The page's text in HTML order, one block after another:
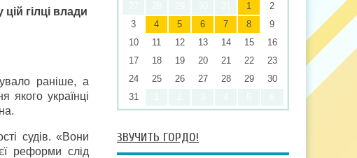
гілці влади
раніше, а
якого українці
судів. «Вони
реформи слід
1
2
3
4 5 6 7 8
9
10
11 12 13 14 15
16
17
18 19 20 21 22
23
24
25 26 27 28 29
30
31
ЗВУЧИТЬ ГОРДО!